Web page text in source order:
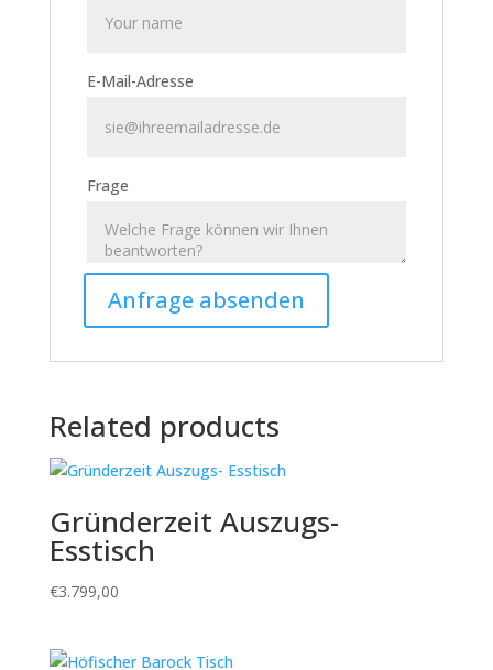
E-Mail-Adresse
Frage
Related products
Gründerzeit Auszugs-
Esstisch
€3.799,00